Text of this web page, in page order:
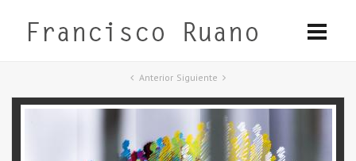
Anterior Siguiente